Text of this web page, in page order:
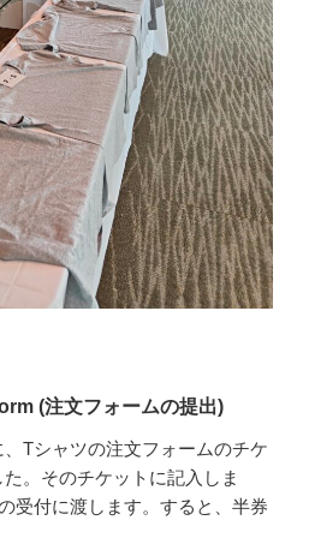
(注文フォームの提出)
Tシャツの注文フォームのチケ
。そのチケットに記入しま
受付に渡します。すると、半券